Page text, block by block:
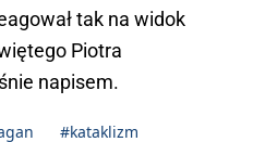
tak na widok
Piotra
napisem.
#kataklizm